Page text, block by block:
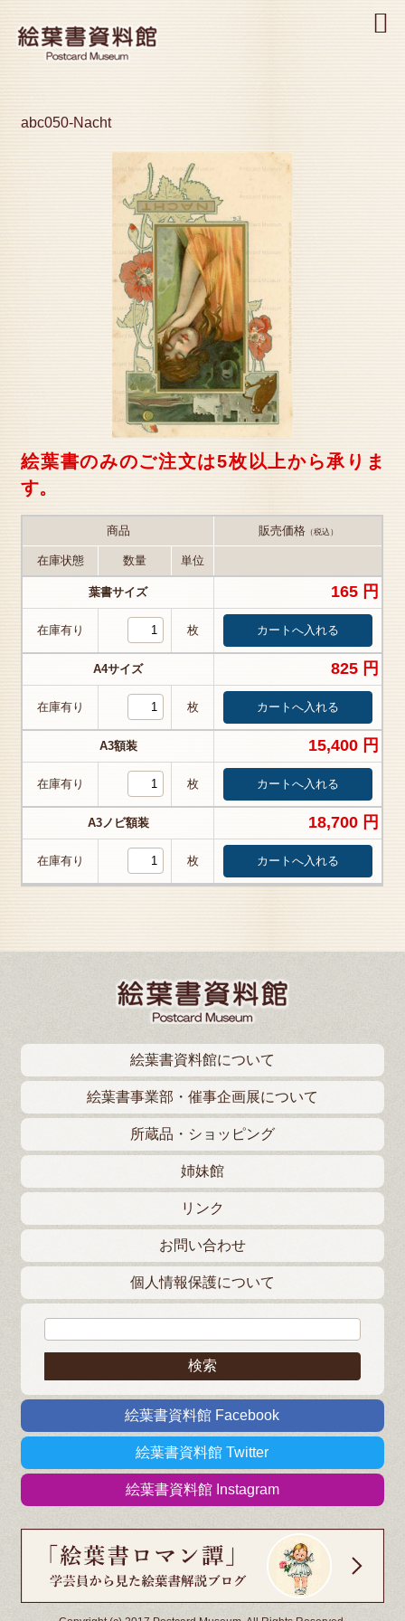
abc050-Nacht
絵葉書のみのご注文は5枚以上から承りま
す。
商品 販売価格（税込）
在庫状態 数量 単位
葉書サイズ 165 円
在庫有り 枚
A4サイズ 825 円
在庫有り 枚
A3額装 15,400 円
在庫有り 枚
A3ノビ額装 18,700 円
在庫有り 枚
絵葉書資料館について
絵葉書事業部・催事企画展について
所蔵品・ショッピング
姉妹館
リンク
お問い合わせ
個人情報保護について
絵葉書資料館 Facebook
絵葉書資料館 Twitter
絵葉書資料館 Instagram